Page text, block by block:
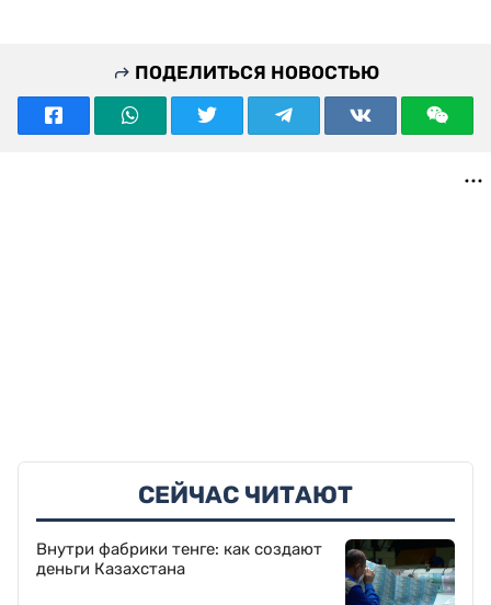
ПОДЕЛИТЬСЯ НОВОСТЬЮ
СЕЙЧАС ЧИТАЮТ
Внутри фабрики тенге: как создают
деньги Казахстана